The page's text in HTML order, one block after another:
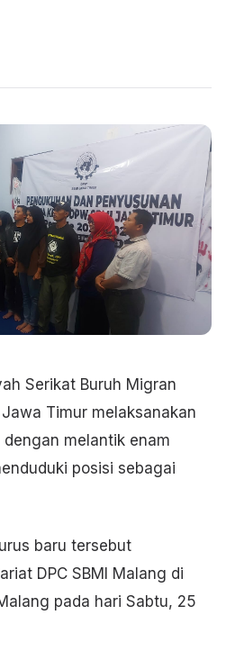
Serikat Buruh Migran
Jawa Timur melaksanakan
melantik enam
posisi sebagai
baru tersebut
DPC SBMI Malang di
pada hari Sabtu, 25